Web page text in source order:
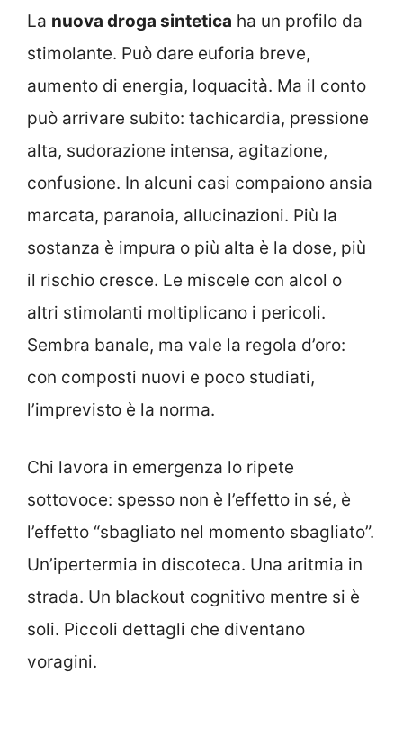
La nuova droga sintetica ha un profilo da
stimolante. Può dare euforia breve,
aumento di energia, loquacità. Ma il conto
può arrivare subito: tachicardia, pressione
alta, sudorazione intensa, agitazione,
confusione. In alcuni casi compaiono ansia
marcata, paranoia, allucinazioni. Più la
sostanza è impura o più alta è la dose, più
il rischio cresce. Le miscele con alcol o
altri stimolanti moltiplicano i pericoli.
Sembra banale, ma vale la regola d’oro:
con composti nuovi e poco studiati,
l’imprevisto è la norma.
Chi lavora in emergenza lo ripete
sottovoce: spesso non è l’effetto in sé, è
l’effetto “sbagliato nel momento sbagliato”.
Un’ipertermia in discoteca. Una aritmia in
strada. Un blackout cognitivo mentre si è
soli. Piccoli dettagli che diventano
voragini.